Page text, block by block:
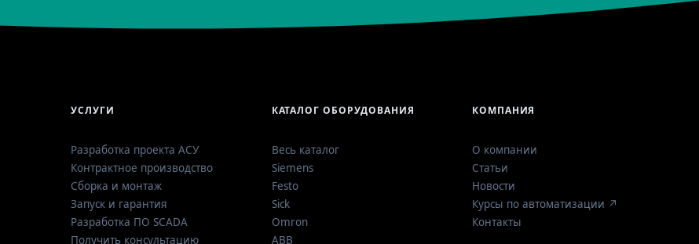
УСЛУГИ
Разработка проекта АСУ
Контрактное производство
Сборка и монтаж
Запуск и гарантия
Разработка ПО SCADA
Получить консультацию
КАТАЛОГ ОБОРУДОВАНИЯ
Весь каталог
Siemens
Festo
Sick
Omron
ABB
КОМПАНИЯ
О компании
Статьи
Новости
Курсы по автоматизации ↗
Контакты